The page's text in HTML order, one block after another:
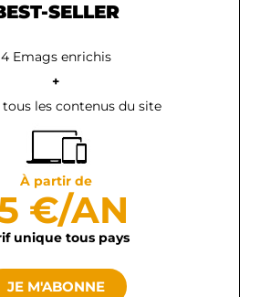
SELLER
4 Emags enrichis
+
tous les contenus du site
À partir de
€/AN
unique tous pays
JE M'ABONNE